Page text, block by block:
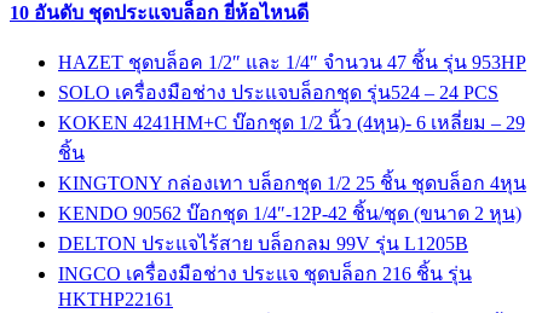
10 อันดับ ชุดประแจบล็อก ยี่ห้อไหนดี
HAZET ชุดบล็อค 1/2″ และ 1/4″ จำนวน 47 ชิ้น รุ่น 953HP
SOLO เครื่องมือช่าง ประแจบล็อกชุด รุ่น524 – 24 PCS
KOKEN 4241HM+C บ๊อกชุด 1/2 นิ้ว (4หุน)- 6 เหลี่ยม – 29
ชิ้น
KINGTONY กล่องเทา บล็อกชุด 1/2 25 ชิ้น ชุดบล็อก 4หุน
KENDO 90562 บ๊อกชุด 1/4″-12P-42 ชิ้น/ชุด (ขนาด 2 หุน)
DELTON ประแจไร้สาย บล็อกลม 99V รุ่น L1205B
INGCO เครื่องมือช่าง ประแจ ชุดบล็อก 216 ชิ้น รุ่น
HKTHP22161